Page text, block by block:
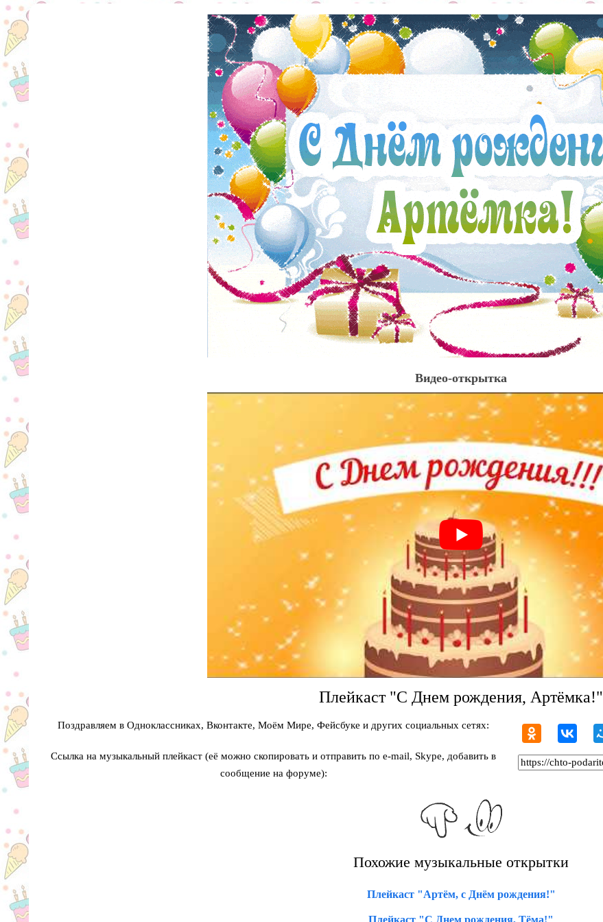
Видео-открытка
Плейкаст "С Днем рождения, Артёмка!"
Поздравляем в Одноклассниках, Вконтакте, Моём Мире, Фейсбуке и других социальных сетях:
Ссылка на музыкальный плейкаст (её можно скопировать и отправить по e-mail, Skype, добавить в
сообщение на форуме):
Похожие музыкальные открытки
Плейкаст "Артём, с Днём рождения!"